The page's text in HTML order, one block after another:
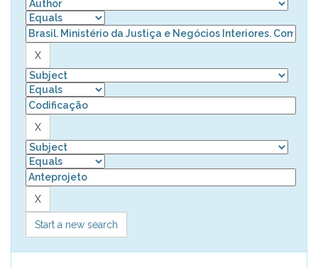
Start a new search